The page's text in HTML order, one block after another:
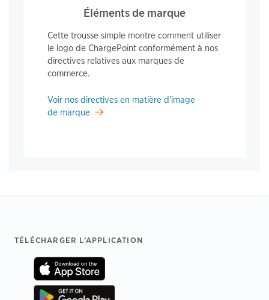
Éléments de marque
Cette trousse simple montre comment utiliser
le logo de ChargePoint conformément à nos
directives relatives aux marques de
commerce.
Voir nos directives en matière d'image
de marque
Footer
TÉLÉCHARGER L’APPLICATION